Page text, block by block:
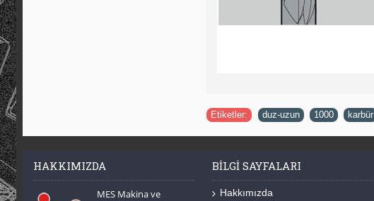
Etiketler: duz-uzun 1000 karbür
HAKKIMIZDA
MES Makina ve
BILGI SAYFALARI
Hakkımızda